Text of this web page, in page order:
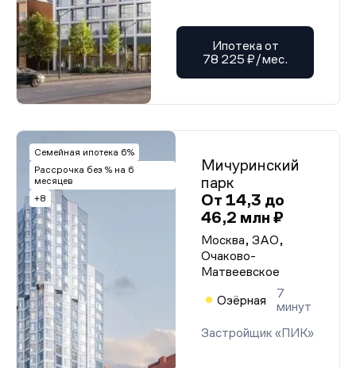
Ипотека от
78 225 ₽/мес.
Семейная ипотека 6%
Рассрочка без % на 6
месяцев
+8
Мичуринский
парк
От 14,3 до
46,2 млн ₽
Москва, ЗАО,
Очаково-
Матвеевское
Озёрная
7
минут
Застройщик «ПИК»